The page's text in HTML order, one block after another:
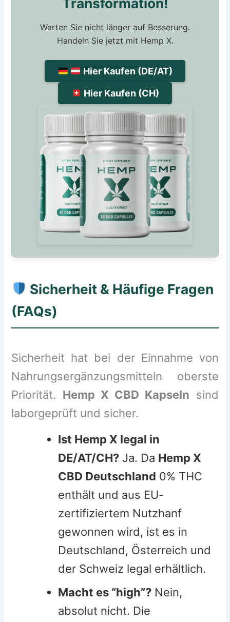
Transformation!
Warten Sie nicht länger auf Besserung.
Handeln Sie jetzt mit Hemp X.
Hier Kaufen (DE/AT)
Hier Kaufen (CH)
Sicherheit & Häufige Fragen
(FAQs)
Sicherheit hat bei der Einnahme von
Nahrungsergänzungsmitteln oberste
Priorität. Hemp X CBD Kapseln sind
laborgeprüft und sicher.
Ist Hemp X legal in
DE/AT/CH? Ja. Da Hemp X
CBD Deutschland 0% THC
enthält und aus EU-
zertifiziertem Nutzhanf
gewonnen wird, ist es in
Deutschland, Österreich und
der Schweiz legal erhältlich.
Macht es “high”? Nein,
absolut nicht. Die